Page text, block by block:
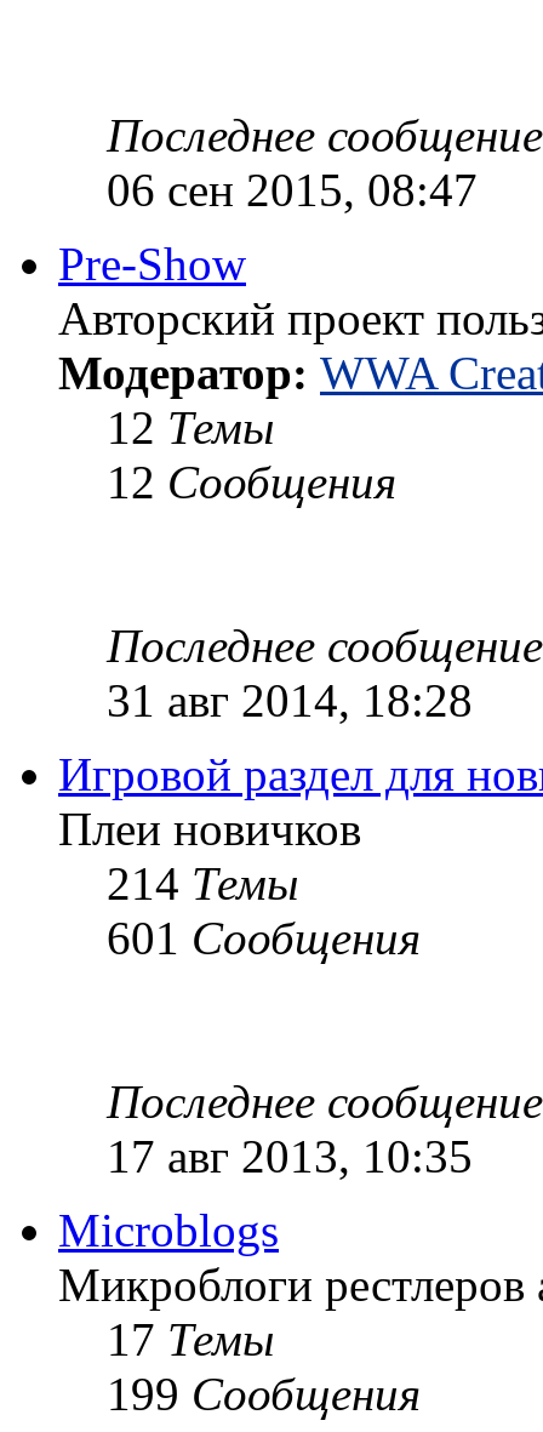
Последнее сообщение
06 сен 2015, 08:47
Pre-Show
Авторский проект
Модератор: WWA
12 Темы
12 Сообщения
Последнее сообщение
31 авг 2014, 18:28
Игровой раздел для
Плеи новичков
214 Темы
601 Сообщения
Последнее сообщение
17 авг 2013, 10:35
Microblogs
Микроблоги рестлеров
17 Темы
199 Сообщения